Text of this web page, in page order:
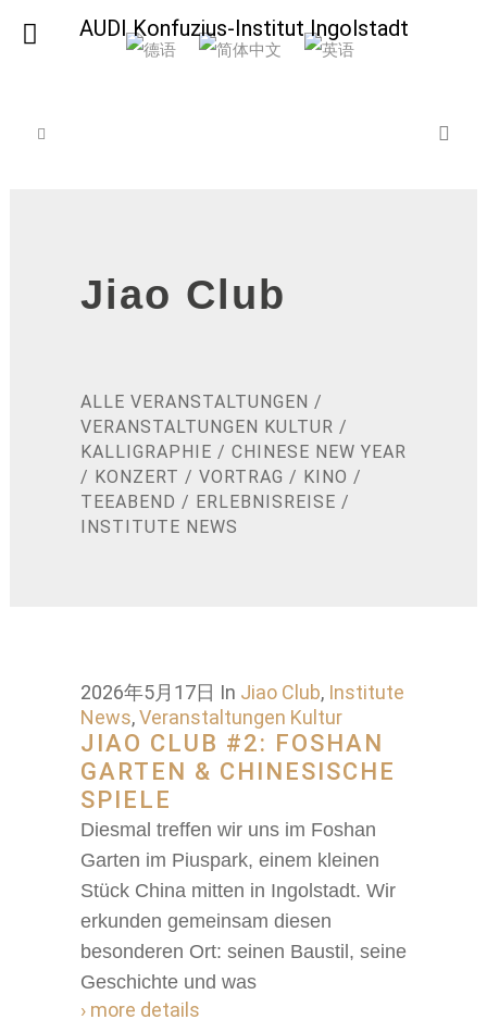
AUDI Konfuzius-Institut Ingolstadt
Jiao Club
ALLE VERANSTALTUNGEN /
VERANSTALTUNGEN KULTUR /
KALLIGRAPHIE / CHINESE NEW YEAR
/ KONZERT / VORTRAG / KINO /
TEEABEND / ERLEBNISREISE /
INSTITUTE NEWS
2026年5月17日 In Jiao Club, Institute
News,Veranstaltungen Kultur
JIAO CLUB #2: FOSHAN
GARTEN & CHINESISCHE
SPIELE
Diesmal treffen wir uns im Foshan
Garten im Piuspark, einem kleinen
Stück China mitten in Ingolstadt. Wir
erkunden gemeinsam diesen
besonderen Ort: seinen Baustil, seine
Geschichte und was
› more details